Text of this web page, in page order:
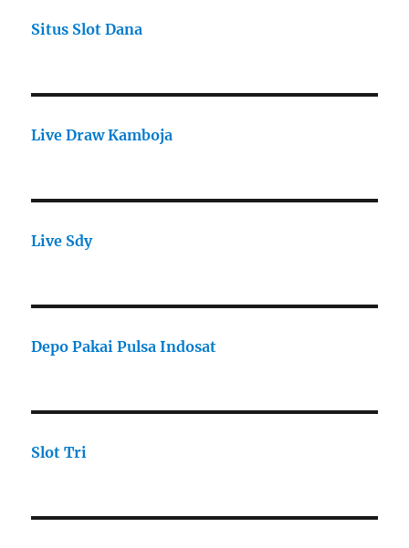
Situs Slot Dana
Live Draw Kamboja
Live Sdy
Depo Pakai Pulsa Indosat
Slot Tri